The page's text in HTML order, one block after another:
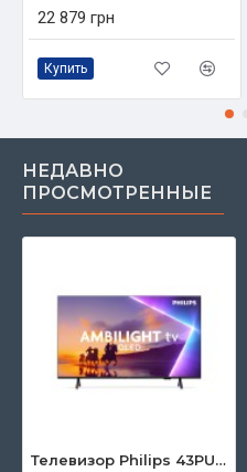
22 879 грн
Купить
НЕДАВНО
ПРОСМОТРЕННЫЕ
Телевизор Philips 43PUS8510/12